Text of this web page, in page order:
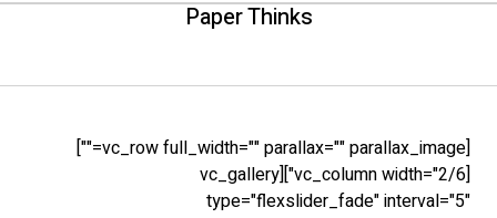
Paper Thinks
[vc_row full_width="" parallax="" parallax_image=""]
[vc_column width="2/6"][vc_gallery
type="flexslider_fade" interval="5"